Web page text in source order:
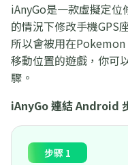
iAnyGo是一款虛擬定
的情況下修改手機GPS
所以會被用在
移動位置的遊戲，你可
驟。
iAnyGo連結Android
步驟 1